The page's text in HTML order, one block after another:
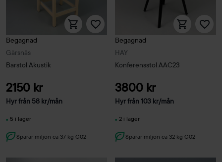
Gärsnäs
Begagnad
Barstol Akustik
2150 kr
Hyr från 58 kr/mån
5 i lager
Sparar miljön ca 37 kg C02
HAY
Begagnad
Konferensstol AAC23
3800 kr
Hyr från103 kr/mån
2 i lager
Sparar miljön ca 32 kg C02